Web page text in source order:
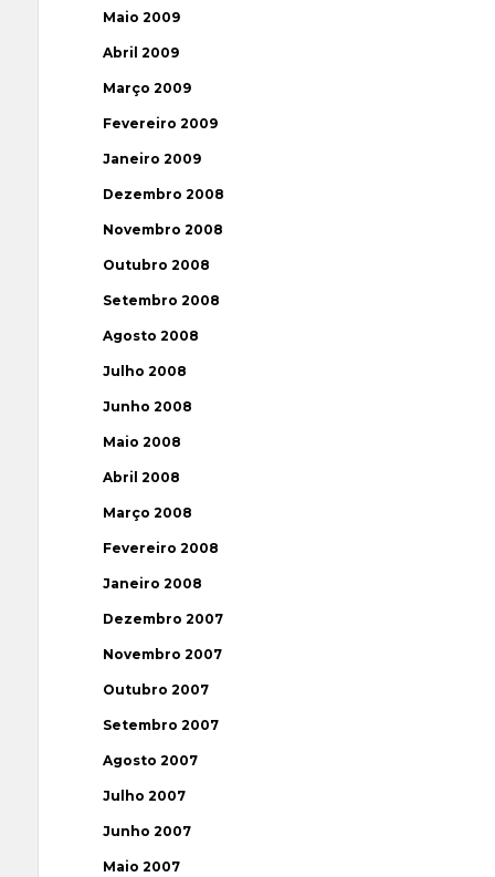
Maio 2009
Abril 2009
Março 2009
Fevereiro 2009
Janeiro 2009
Dezembro 2008
Novembro 2008
Outubro 2008
Setembro 2008
Agosto 2008
Julho 2008
Junho 2008
Maio 2008
Abril 2008
Março 2008
Fevereiro 2008
Janeiro 2008
Dezembro 2007
Novembro 2007
Outubro 2007
Setembro 2007
Agosto 2007
Julho 2007
Junho 2007
Maio 2007